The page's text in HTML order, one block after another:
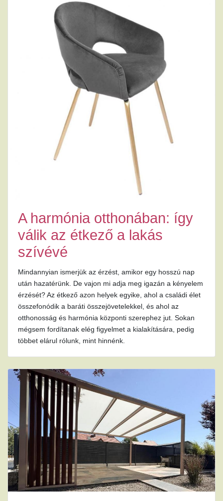
A harmónia otthonában: így
válik az étkező a lakás
szívévé
Mindannyian ismerjük az érzést, amikor egy hosszú nap
után hazatérünk. De vajon mi adja meg igazán a kényelem
érzését? Az étkező azon helyek egyike, ahol a családi élet
összefonódik a baráti összejövetelekkel, és ahol az
otthonosság és harmónia központi szerephez jut. Sokan
mégsem fordítanak elég figyelmet a kialakítására, pedig
többet elárul rólunk, mint hinnénk.